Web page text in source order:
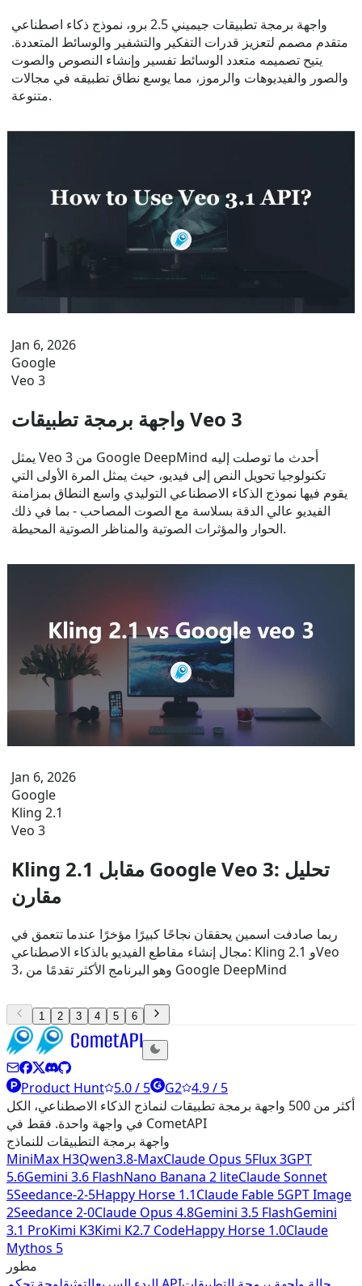
واجهة برمجة تطبيقات جيميني 2.5 برو، نموذج ذكاء اصطناعي
متقدم مصمم لتعزيز قدرات التفكير والتشفير والوسائط المتعددة.
يتيح تصميمه متعدد الوسائط تفسير وإنشاء النصوص والصوت
والصور والفيديوهات والرموز، مما يوسع نطاق تطبيقه في مجالات
متنوعة.
Jan 6, 2026
Google
Veo 3
واجهة برمجة تطبيقات Veo 3
يمثل Veo 3 من Google DeepMind أحدث ما توصلت إليه
تكنولوجيا تحويل النص إلى فيديو، حيث يمثل المرة الأولى التي
يقوم فيها نموذج الذكاء الاصطناعي التوليدي واسع النطاق بمزامنة
الفيديو عالي الدقة بسلاسة مع الصوت المصاحب - بما في ذلك
الحوار والمؤثرات الصوتية والمناظر الصوتية المحيطة.
Jan 6, 2026
Google
Kling 2.1
Veo 3
Kling 2.1 مقابل Google Veo 3: تحليل
مقارن
ربما صادفت اسمين يحققان نجاحًا كبيرًا مؤخرًا عندما تتعمق في
مجال إنشاء مقاطع الفيديو بالذكاء الاصطناعي: Kling 2.1 وVeo
3، وهو البرنامج الأكثر تقدمًا من Google DeepMind
1 2 3 4 5 6
Product Hunt 5.0 / 5 G2 4.9 / 5
أكثر من 500 واجهة برمجة تطبيقات لنماذج الذكاء الاصطناعي، الكل
في واجهة واحدة. فقط في CometAPI
واجهة برمجة التطبيقات للنماذج
MiniMax H3Qwen3.8-MaxClaude Opus 5Flux 3GPT
5.6Gemini 3.6 FlashNano Banana 2 liteClaude Sonnet
5Seedance-2-5Happy Horse 1.1Claude Fable 5GPT Image
2Seedance 2-0Claude Opus 4.8Gemini 3.5 FlashGemini
3.1 ProKimi K3Kimi K2.7 CodeHappy Horse 1.0Claude
Mythos 5
مطور